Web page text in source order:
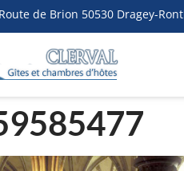
de Brion 50530 Dragey-